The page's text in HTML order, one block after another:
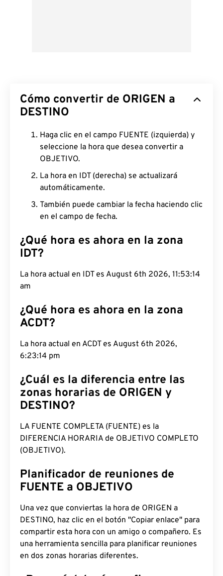
Cómo convertir de ORIGEN a
DESTINO
Haga clic en el campo FUENTE (izquierda) y
seleccione la hora que desea convertir a
OBJETIVO.
La hora en IDT (derecha) se actualizará
automáticamente.
También puede cambiar la fecha haciendo clic
en el campo de fecha.
¿Qué hora es ahora en la zona
IDT?
La hora actual en IDT es August 6th 2026, 11:53:15
am
¿Qué hora es ahora en la zona
ACDT?
La hora actual en ACDT es August 6th 2026,
6:23:15 pm
¿Cuál es la diferencia entre las
zonas horarias de ORIGEN y
DESTINO?
LA FUENTE COMPLETA (FUENTE) es la
DIFERENCIA HORARIA de OBJETIVO COMPLETO
(OBJETIVO).
Planificador de reuniones de
FUENTE a OBJETIVO
Una vez que conviertas la hora de ORIGEN a
DESTINO, haz clic en el botón "Copiar enlace" para
compartir esta hora con un amigo o compañero. Es
una herramienta sencilla para planificar reuniones
en dos zonas horarias diferentes.